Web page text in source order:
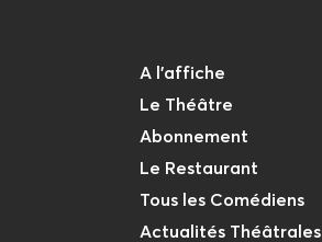
A l'affiche
Le Théâtre
Abonnement
Le Restaurant
Tous les Comédiens
Actualités Théâtrales